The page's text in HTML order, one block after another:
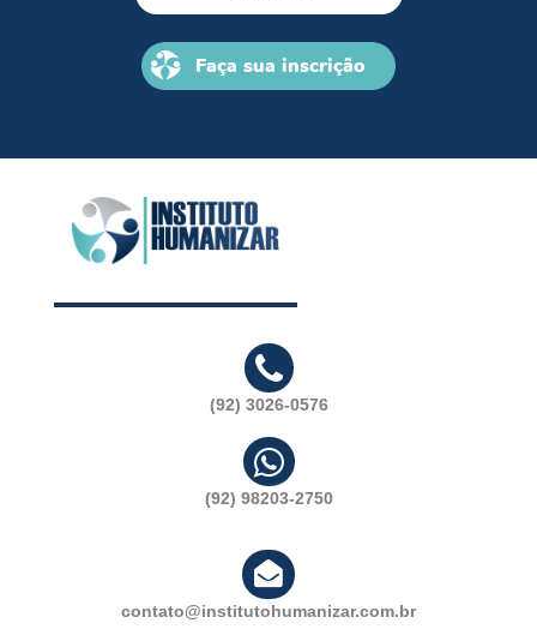
Faça sua inscrição
(92) 3026-0576
(92) 98203-2750
contato@institutohumanizar.com.br